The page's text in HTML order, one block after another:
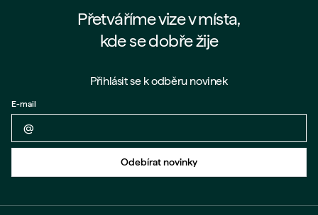
Přetváříme vize v místa,
kde se dobře žije
Zpět na formulář
Přihlásit se k odběru novinek
E-mail
Odebírat novinky